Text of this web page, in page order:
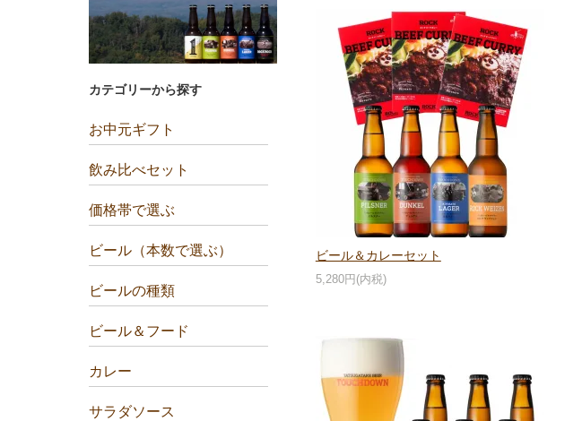
ビール＆カレーセット
5,280円(内税)
カテゴリーから探す
お中元ギフト
飲み比べセット
価格帯で選ぶ
ビール（本数で選ぶ）
ビールの種類
ビール＆フード
カレー
サラダソース